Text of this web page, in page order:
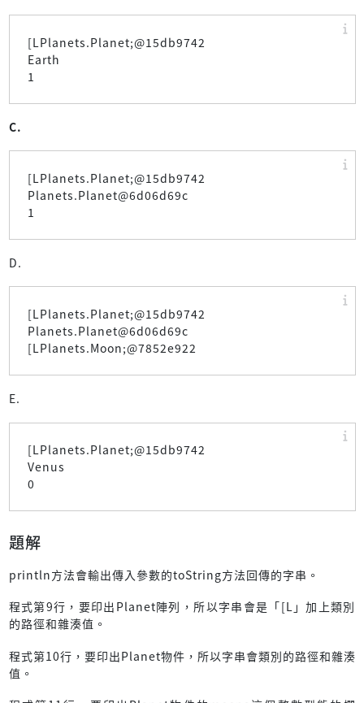
[LPlanets.Planet;@15db9742
Earth
1
C.
[LPlanets.Planet;@15db9742
Planets.Planet@6d06d69c
1
D.
[LPlanets.Planet;@15db9742
Planets.Planet@6d06d69c
[LPlanets.Moon;@7852e922
E.
[LPlanets.Planet;@15db9742
Venus
0
題解
println方法會輸出傳入參數的toString方法回傳的字串。
程式第9行，要印出Planet陣列，所以字串會是「[L」加上類別
的路徑和雜湊值。
程式第10行，要印出Planet物件，所以字串會類別的路徑和雜湊
值。